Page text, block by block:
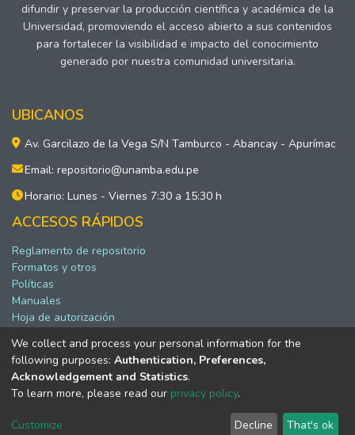
difundir y preservar la producción científica y académica de la
Universidad, promoviendo el acceso abierto a sus contenidos
para fortalecer la visibilidad e impacto del conocimiento
generado por nuestra comunidad universitaria.
UBICANOS
Av. Garcilazo de la Vega S/N Tamburco - Abancay - Apurímac
Email: repositorio@unamba.edu.pe
Horario: Lunes - Viernes 7:30 a 15:30 h
ACCESOS RÁPIDOS
Reglamento de repositorio
Formatos y otros
Políticas
Manuales
Hoja de autorización
Software DSpace copyright © 2002-2026 LYRASIS
Configuración de cookies
Política de privacidad
Acuerdo de usuario final
We collect and process your personal information for the
following purposes: Authentication, Preferences,
Acknowledgement and Statistics.
To learn more, please read our privacy policy.
Customize Decline That's ok